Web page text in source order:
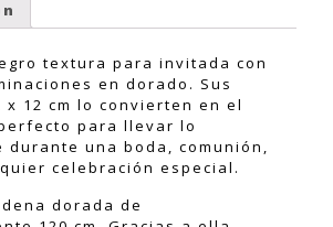
textura para invitada con
en dorado. Sus
x 12 cm lo convierten en el
para llevar lo
una boda, comunión,
celebración especial.
dorada de